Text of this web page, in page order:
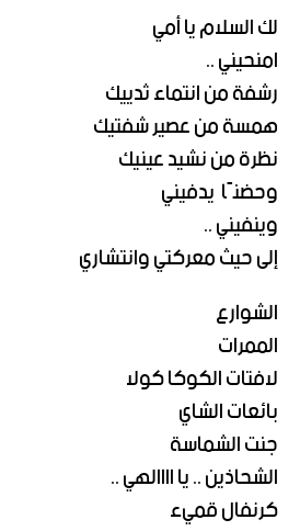
لك السلام يا أمي
امنحيني ..
رشفة من انتماء ثدييك
همسة من عصير شفتيك
نظرة من نشيد عينيك
وحضنًا يدفيني
وينفيني ..
إلى حيث معركتي وانتشاري
الشوارع
الممرات
لافتات الكوكا كولا
بائعات الشاي
جنت الشماسة
الشحاذين .. يا اااالهي ..
كرنفال قميء